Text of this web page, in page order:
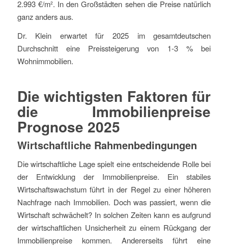
2.993 €/m². In den Großstädten sehen die Preise natürlich
ganz anders aus.
Dr. Klein erwartet für 2025 im gesamtdeutschen
Durchschnitt eine Preissteigerung von 1-3 % bei
Wohnimmobilien.
Die wichtigsten Faktoren für
die Immobilienpreise
Prognose 2025
Wirtschaftliche Rahmenbedingungen
Die wirtschaftliche Lage spielt eine entscheidende Rolle bei
der Entwicklung der Immobilienpreise. Ein stabiles
Wirtschaftswachstum führt in der Regel zu einer höheren
Nachfrage nach Immobilien. Doch was passiert, wenn die
Wirtschaft schwächelt? In solchen Zeiten kann es aufgrund
der wirtschaftlichen Unsicherheit zu einem Rückgang der
Immobilienpreise kommen. Andererseits führt eine